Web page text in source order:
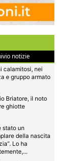
notizie
calamitosi, nei
e gruppo armato
Briatore, il noto
ghiotte
stato un
della nascita
Lo ha
...